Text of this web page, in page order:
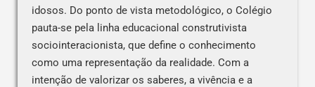
idosos. Do ponto de vista metodológico, o Colégio
pauta-se pela linha educacional construtivista
sociointeracionista, que define o conhecimento
como uma representação da realidade. Com a
intenção de valorizar os saberes, a vivência e a